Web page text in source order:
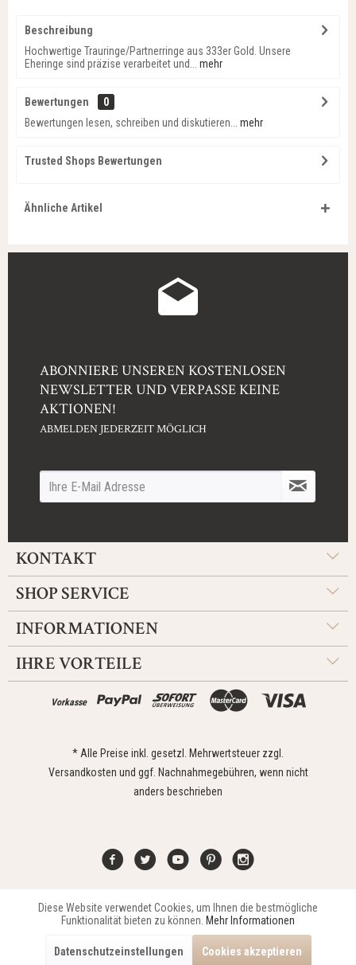
Beschreibung
Hochwertige Trauringe/Partnerringe aus 333er Gold. Unsere
Eheringe sind präzise verarbeitet und...
mehr
Bewertungen
0
Bewertungen lesen, schreiben und diskutieren...
mehr
Trusted Shops Bewertungen
Ähnliche Artikel
ABONNIERE UNSEREN KOSTENLOSEN
NEWSLETTER UND VERPASSE KEINE
AKTIONEN!
ABMELDEN JEDERZEIT MÖGLICH
KONTAKT
SHOP SERVICE
INFORMATIONEN
IHRE VORTEILE
Vorkasse
* Alle Preise inkl. gesetzl. Mehrwertsteuer zzgl.
Versandkosten und ggf. Nachnahmegebühren, wenn nicht
anders beschrieben
Kontakt Widerrufsrecht Impressum Versand Datenschutz
Copyright © 2021 Edona Design GmbH // DesignDupp GmbH
Funktionale Aktiv
Aktiv
Diese Website verwendet Cookies, um Ihnen die bestmögliche
Funktionalität bieten zu können. Mehr Informationen
Datenschutzeinstellungen Cookies akzeptieren